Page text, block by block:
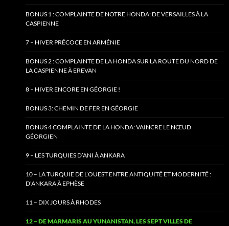
BONUS 1 : COMPLAINTE DE NOTRE HONDA: DE VERSAILLES À LA
CASPIENNE
7 – HIVER PRÉCOCE EN ARMÉNIE
BONUS 2 : COMPLAINTE DE LA HONDA SUR LA ROUTE DU NORD DE
LA CASPIENNE À EREVAN
8 – HIVER ENCORE EN GÉORGIE !
BONUS 3: CHEMIN DE FER EN GÉORGIE
BONUS 4 COMPLAINTE DE LA HONDA: VAINCRE LE NŒUD
GÉORGIEN
9 – LES TURQUIES D’ANI À ANKARA
10 – LA TURQUIE DE L’OUEST ENTRE ANTIQUITÉ ET MODERNITÉ :
D’ANKARA À EPHÈSE
11 – DIX JOURS À RHODES
12 – DE MARMARIS AU YUNANISTAN, LES SEPT VILLES DE